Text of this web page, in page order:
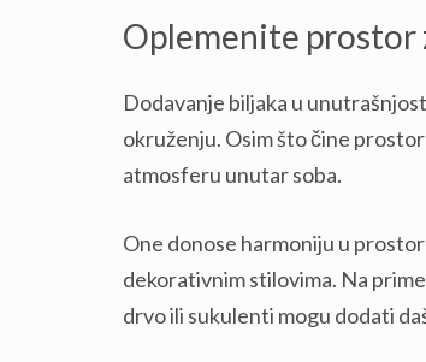
Oplemenite prostor
Dodavanje biljaka u
okruženju. Osim što čine
atmosferu unutar soba.
One donose harmoniju u
dekorativnim stilovima. Na
drvo ili sukulenti mogu dodati